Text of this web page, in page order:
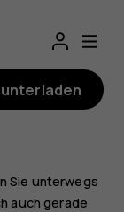
Sie unterwegs
auch gerade